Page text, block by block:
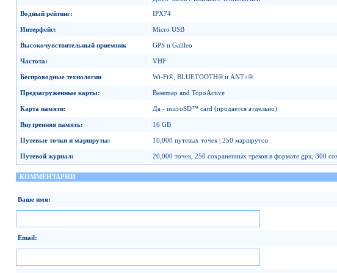
Водный рейтинг: IPX74
Интерфейс: Micro USB
Высокочувствительный приемник GPS и Galileo
Частота: VHF
Беспроводные технологии Wi-Fi®, BLUETOOTH® и ANT+®
Предзагруженные карты: Basemap and TopoActive
Карта памяти: Да - microSD™ card (продается атдельно)
Внутренняя память: 16 GB
Путевые точки и маршруты: 10,000 путевых точек | 250 маршрутов
Путевой журнал: 20,000 точек, 250 сохраненных треков в формате gpx, 300
КОММЕНТАРИИ
Ваше имя:
Email: